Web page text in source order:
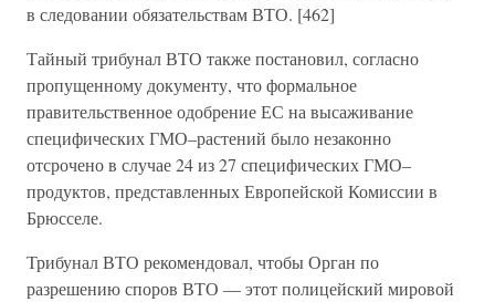
в следовании обязательствам ВТО. [462]
Тайный трибунал ВТО также постановил, согласно
пропущенному документу, что формальное
правительственное одобрение ЕС на высаживание
специфических ГМО–растений было незаконно
отсрочено в случае 24 из 27 специфических ГМО–
продуктов, представленных Европейской Комиссии в
Брюсселе.
Трибунал ВТО рекомендовал, чтобы Орган по
разрешению споров ВТО — этот полицейский мировой